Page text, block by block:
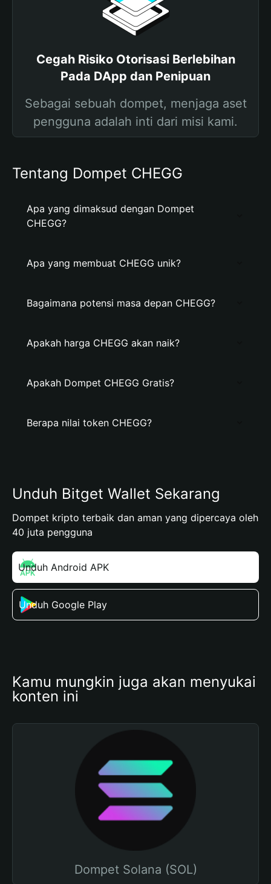
Cegah Risiko Otorisasi Berlebihan
Pada DApp dan Penipuan
Sebagai sebuah dompet, menjaga aset
pengguna adalah inti dari misi kami.
Tentang Dompet CHEGG
Apa yang dimaksud dengan Dompet
CHEGG?
Apa yang membuat CHEGG unik?
Bagaimana potensi masa depan CHEGG?
Apakah harga CHEGG akan naik?
Apakah Dompet CHEGG Gratis?
Berapa nilai token CHEGG?
Unduh Bitget Wallet Sekarang
Dompet kripto terbaik dan aman yang dipercaya oleh
40 juta pengguna
Unduh Android APK
Unduh Google Play
Kamu mungkin juga akan menyukai
konten ini
Dompet Solana (SOL)